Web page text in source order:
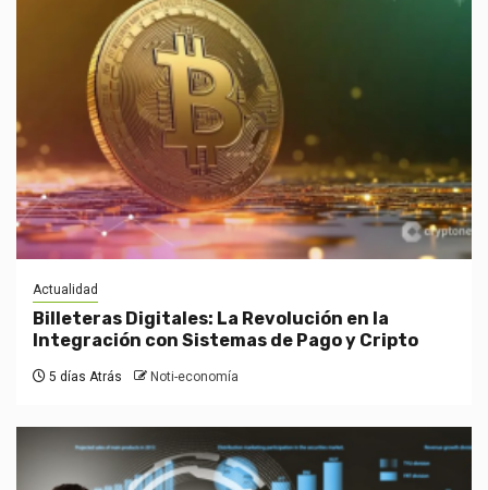
Actualidad
Billeteras Digitales: La Revolución en la
Integración con Sistemas de Pago y Cripto
5 días Atrás Noti-economía